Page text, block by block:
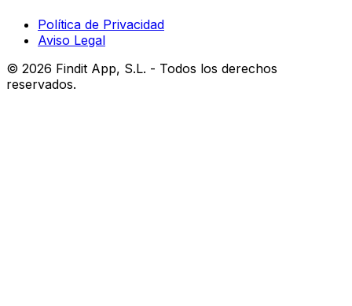
Política de Privacidad
Aviso Legal
© 2026 Findit App, S.L. - Todos los derechos
reservados.